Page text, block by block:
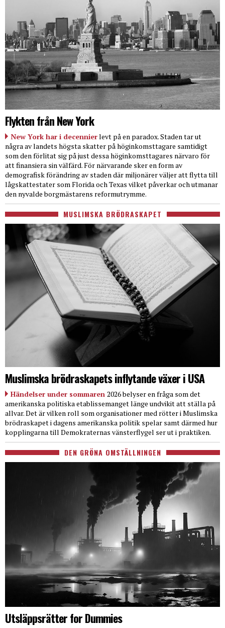
Flykten från New York
New York har i decennierlevt på en paradox. Staden tar ut
några av landets högsta skatter på höginkomsttagare samtidigt
som den förlitat sig på just dessa höginkomsttagares närvaro för
att finansiera sin välfärd. För närvarande sker en form av
demografisk förändring av staden där miljonärer väljer att flytta till
lågskattestater som Florida och Texas vilket påverkar och utmanar
den nyvalde borgmästarens reformutrymme.
MUSLIMSKA BRÖDRASKAPET
Muslimska brödraskapets inflytande växer i USA
Händelser under sommaren 2026 belyser en fråga som det
amerikanska politiska etablissemanget länge undvikit att ställa på
allvar. Det är vilken roll som organisationer med rötter i Muslimska
brödraskapet i dagens amerikanska politik spelar samt därmed hur
kopplingarna till Demokraternas vänsterflygel ser ut i praktiken.
DEN GRÖNA OMSTÄLLNINGEN
Utsläppsrätter for Dummies